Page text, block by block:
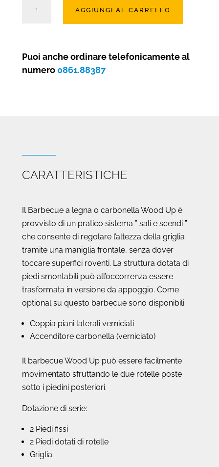
carbonella
Wood
AGGIUNGI AL CARRELLO
Puoi anche ordinare telefonicamente al
numero 0861.88387
CARATTERISTICHE
Il Barbecue a legna o carbonella Wood Up è
provvisto di un pratico sistema ” sali e scendi ”
che consente di regolare l’altezza della griglia
tramite una maniglia frontale, senza dover
toccare superfici roventi. La struttura dotata di
piedi smontabili può all’occorrenza essere
trasformata in versione da appoggio. Come
optional su questo barbecue sono disponibili:
Coppia piani laterali verniciati
Accenditore carbonella (verniciato)
Il barbecue Wood Up può essere facilmente
movimentato sfruttando le due rotelle poste
sotto i piedini posteriori.
Dotazione di serie:
2 Piedi fissi
2 Piedi dotati di rotelle
Griglia